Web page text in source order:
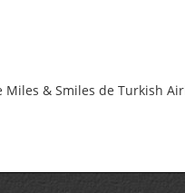
& Smiles de Turkish